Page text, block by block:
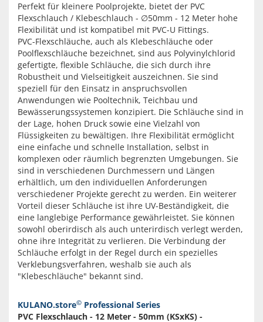
Perfekt für kleinere Poolprojekte, bietet der PVC
Flexschlauch / Klebeschlauch - ∅50mm - 12 Meter hohe
Flexibilität und ist kompatibel mit PVC-U Fittings.
PVC-Flexschläuche, auch als Klebeschläuche oder
Poolflexschläuche bezeichnet, sind aus Polyvinylchlorid
gefertigte, flexible Schläuche, die sich durch ihre
Robustheit und Vielseitigkeit auszeichnen. Sie sind
speziell für den Einsatz in anspruchsvollen
Anwendungen wie Pooltechnik, Teichbau und
Bewässerungssystemen konzipiert. Die Schläuche sind in
der Lage, hohen Druck sowie eine Vielzahl von
Flüssigkeiten zu bewältigen. Ihre Flexibilität ermöglicht
eine einfache und schnelle Installation, selbst in
komplexen oder räumlich begrenzten Umgebungen. Sie
sind in verschiedenen Durchmessern und Längen
erhältlich, um den individuellen Anforderungen
verschiedener Projekte gerecht zu werden. Ein weiterer
Vorteil dieser Schläuche ist ihre UV-Beständigkeit, die
eine langlebige Performance gewährleistet. Sie können
sowohl oberirdisch als auch unterirdisch verlegt werden,
ohne ihre Integrität zu verlieren. Die Verbindung der
Schläuche erfolgt in der Regel durch ein spezielles
Verklebungsverfahren, weshalb sie auch als
"Klebeschläuche" bekannt sind.
KULANO.store© Professional Series
PVC Flexschlauch - 12 Meter - 50mm (KSxKS) -